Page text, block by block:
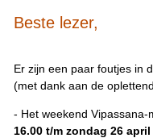
Beste lezer,
Er zijn een paar foutjes in
(met dank aan de
- Het weekend Vipassana-
16.00 t/m zondag 26 april